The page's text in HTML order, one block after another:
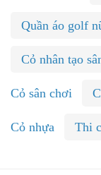
Quần áo golf
Cỏ nhân tạo
Cỏ sân chơi
Cỏ nhựa Thi